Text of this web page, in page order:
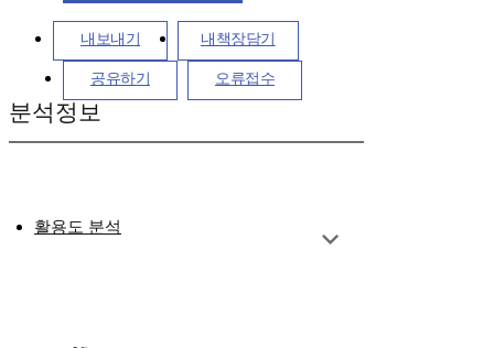
내보내기 내책장담기
공유하기 오류접수
분석정보
활용도 분석